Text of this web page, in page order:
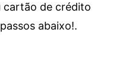
cartão de crédito
abaixo!.